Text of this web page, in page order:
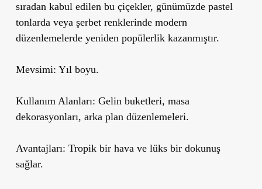
sıradan kabul edilen bu çiçekler, günümüzde pastel
tonlarda veya şerbet renklerinde modern
düzenlemelerde yeniden popülerlik kazanmıştır.
Mevsimi: Yıl boyu.
Kullanım Alanları: Gelin buketleri, masa
dekorasyonları, arka plan düzenlemeleri.
Avantajları: Tropik bir hava ve lüks bir dokunuş
sağlar.